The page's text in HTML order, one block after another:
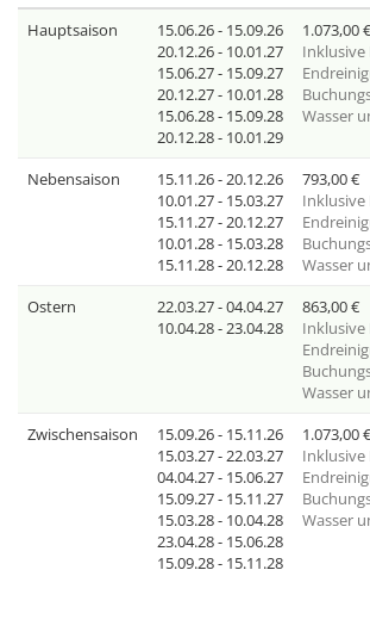
Hauptsaison
15.06.26 - 15.09.26
20.12.26 - 10.01.27
15.06.27 - 15.09.27
20.12.27 - 10.01.28
15.06.28 - 15.09.28
20.12.28 - 10.01.29
1.073,00€
Inklusive
Wasser
Nebensaison
15.11.26 - 20.12.26
10.01.27 - 15.03.27
15.11.27 - 20.12.27
10.01.28 - 15.03.28
15.11.28 - 20.12.28
793,00€
Inklusive
Wasser
Ostern
22.03.27 - 04.04.27
10.04.28 - 23.04.28
863,00€
Inklusive
Wasser
Zwischensaison
15.09.26 - 15.11.26
15.03.27 - 22.03.27
04.04.27 - 15.06.27
15.09.27 - 15.11.27
15.03.28 - 10.04.28
23.04.28 - 15.06.28
15.09.28 - 15.11.28
1.073,00€
Inklusive
Wasser